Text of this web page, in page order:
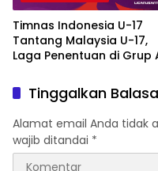
Timnas Indonesia U-17
Tantang Malaysia U-17,
Laga Penentuan di Grup
Tinggalkan
Alamat email Anda tidak
wajib ditandai *